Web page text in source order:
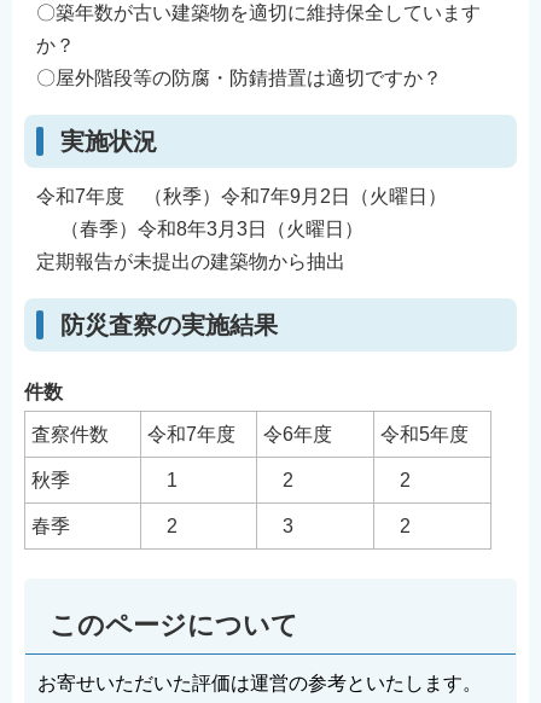
〇築年数が古い建築物を適切に維持保全しています
か？
〇屋外階段等の防腐・防錆措置は適切ですか？
実施状況
令和7年度 （秋季）令和7年9月2日（火曜日）
（春季）令和8年3月3日（火曜日）
定期報告が未提出の建築物から抽出
防災査察の実施結果
件数
査察件数 令和7年度 令6年度 令和5年度
秋季 1 2 2
春季 2 3 2
このページについて
お寄せいただいた評価は運営の参考といたします。